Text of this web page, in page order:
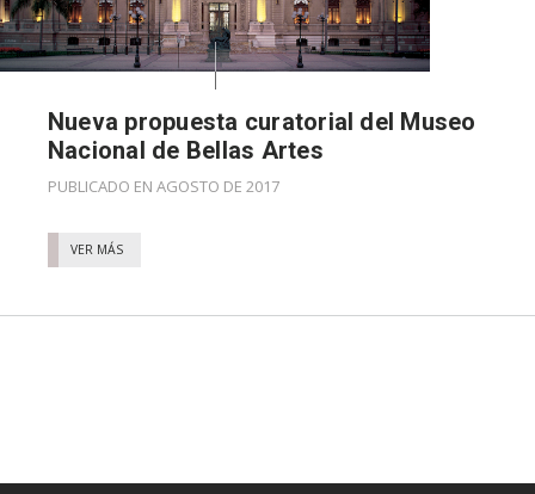
Nueva propuesta curatorial del Museo
Nacional de Bellas Artes
PUBLICADO EN AGOSTO DE 2017
VER MÁS